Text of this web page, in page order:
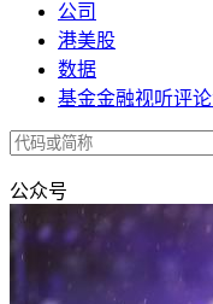
公司
港美股
数据
基金金融视听评论
公众号